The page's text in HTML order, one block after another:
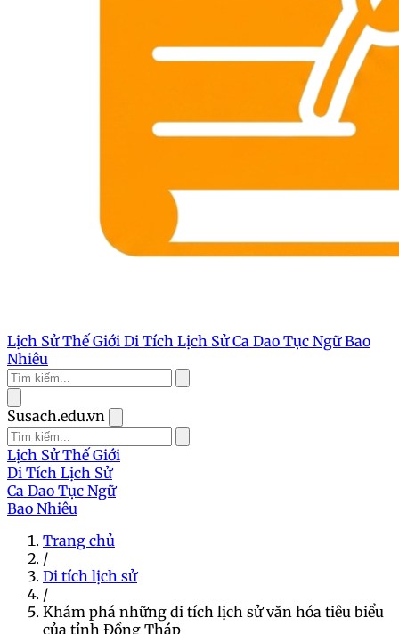
Lịch Sử Thế Giới Di Tích Lịch SửCa Dao Tục NgữBao
Nhiêu
Susach.edu.vn
Lịch Sử Thế Giới
Di Tích Lịch Sử
Ca Dao Tục Ngữ
Bao Nhiêu
Trang chủ
/
Di tích lịch sử
/
Khám phá những di tích lịch sử văn hóa tiêu biểu
của tỉnh Đồng Tháp